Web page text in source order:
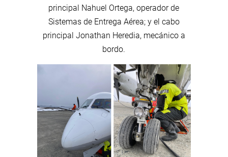
principal Nahuel Ortega, operador de
Sistemas de Entrega Aérea; y el cabo
principal Jonathan Heredia, mecánico a
bordo.